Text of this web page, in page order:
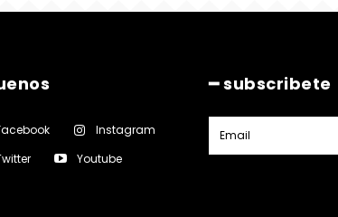
Instagram
Youtube
━ subscribete